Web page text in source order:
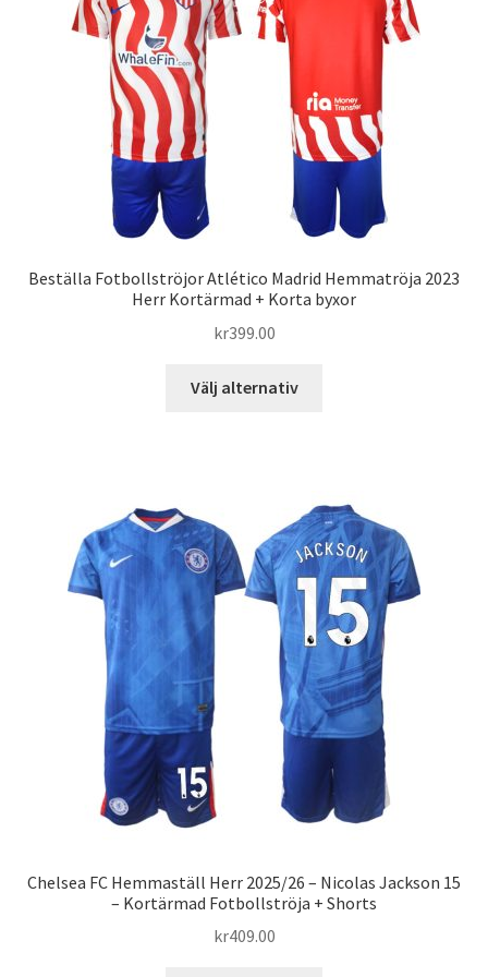
alternativen
väljas
på
produktsidan
Beställa Fotbollströjor Atlético Madrid Hemmatröja 2023
Herr Kortärmad + Korta byxor
kr399.00
Välj alternativ
varianter.
De
olika
alternativen
kan
väljas
på
produktsidan
Chelsea FC Hemmaställ Herr 2025/26 – Nicolas Jackson 15
– Kortärmad Fotbollströja + Shorts
kr409.00